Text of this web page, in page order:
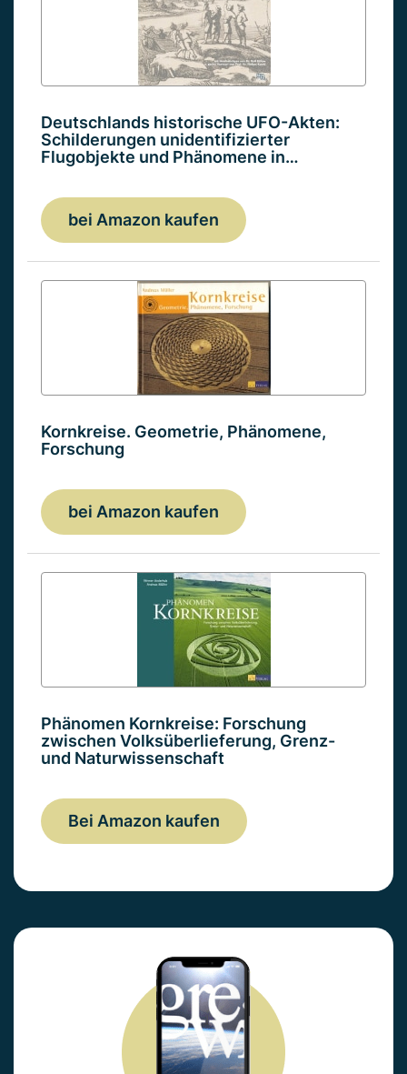
Deutschlands historische UFO-Akten:
Schilderungen unidentifizierter
Flugobjekte und Phänomene in…
bei Amazon kaufen
Kornkreise. Geometrie, Phänomene,
Forschung
bei Amazon kaufen
Phänomen Kornkreise: Forschung
zwischen Volksüberlieferung, Grenz-
und Naturwissenschaft
Bei Amazon kaufen